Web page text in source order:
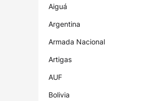
Aiguá
Argentina
Armada Nacional
Artigas
AUF
Bolivia